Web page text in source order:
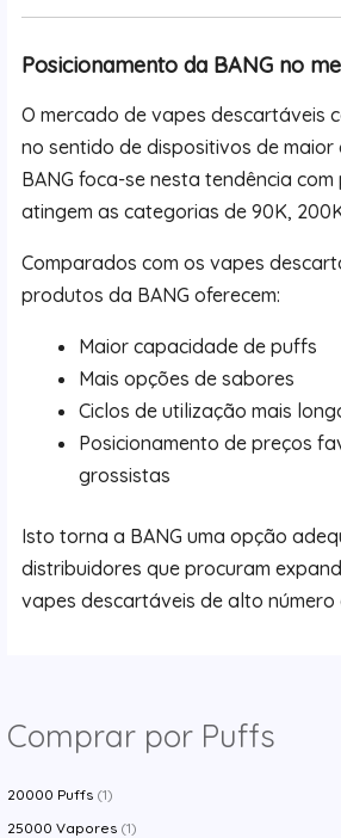
Comprar por Puffs
20000 Puffs (1)
25000 Vapores (1)
Posicionamento da BANG no
O mercado de vapes descartáveis
no sentido de dispositivos de maior
BANG foca-se nesta tendência
atingem as categorias de 90K,
Comparados com os vapes
produtos da BANG oferecem:
Maior capacidade de puffs
Mais opções de sabores
Ciclos de utilização mais
Posicionamento de preços
grossistas
Isto torna a BANG uma opção
distribuidores que procuram
vapes descartáveis de alto número